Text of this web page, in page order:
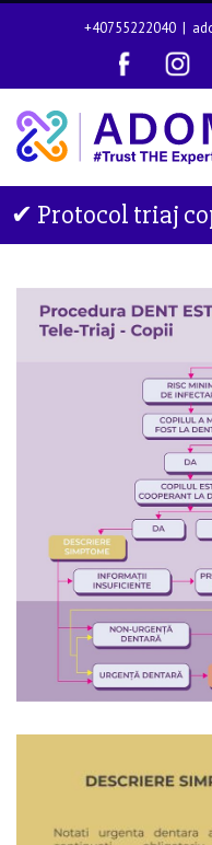
+40755222040 |
✔ Protocol triaj